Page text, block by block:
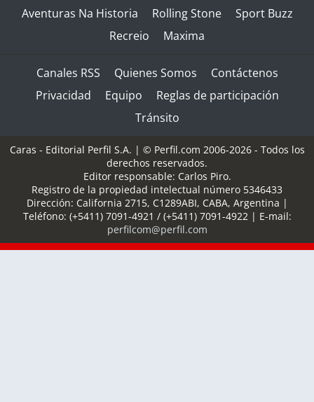
Aventuras Na Historia
Rolling Stone
Sport Buzz
Recreio
Maxima
Canales RSS Quienes Somos
Contáctenos
Privacidad
Equipo
Reglas de participación
Tránsito
Caras - Editorial Perfil S.A. | © Perfil.com 2006-2026 - Todos los
derechos reservados.
Editor responsable: Carlos Piro.
Registro de la propiedad intelectual número 5346433
Dirección: California 2715, C1289ABI, CABA, Argentina |
Teléfono: (+5411) 7091-4921 / (+5411) 7091-4922| E-mail:
perfilcom@perfil.com